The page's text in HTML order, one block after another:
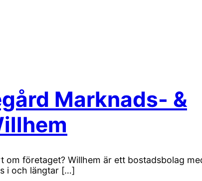
Marknads- &
företaget? Willhem är ett bostadsbolag
i och längtar […]